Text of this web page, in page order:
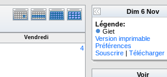
Vendredi
4
Dim 6 Nov
Légende:
Giet
Version imprimable
Préférences
Souscrire | Télécharger
Voir